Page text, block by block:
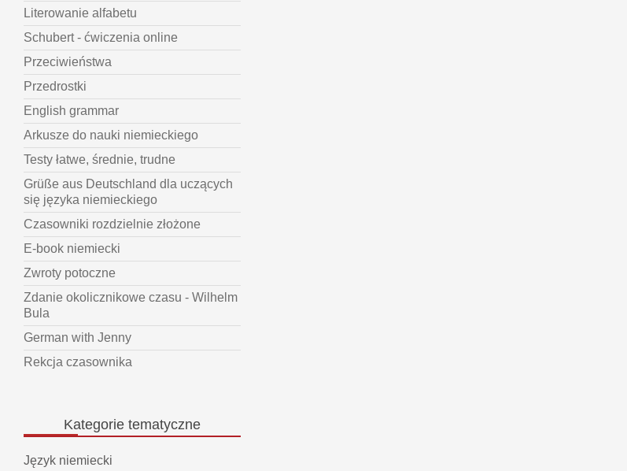
Literowanie alfabetu
Schubert - ćwiczenia online
Przeciwieństwa
Przedrostki
English grammar
Arkusze do nauki niemieckiego
Testy łatwe, średnie, trudne
Grüße aus Deutschland dla uczących
się języka niemieckiego
Czasowniki rozdzielnie złożone
E-book niemiecki
Zwroty potoczne
Zdanie okolicznikowe czasu - Wilhelm
Bula
German with Jenny
Rekcja czasownika
Kategorie tematyczne
Język niemiecki